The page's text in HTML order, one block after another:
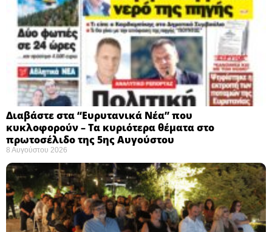
Διαβάστε στα “Ευρυτανικά Νέα” που
κυκλοφορούν – Τα κυριότερα θέματα στο
πρωτοσέλιδο της 5ης Αυγούστου
8 Αυγούστου 2026